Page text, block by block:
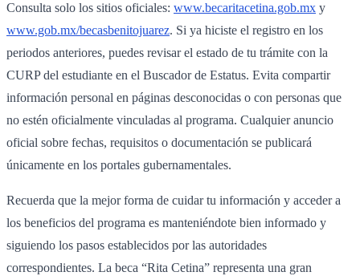
Consulta solo los sitios oficiales: www.becaritacetina.gob.mx y
www.gob.mx/becasbenitojuarez. Si ya hiciste el registro en los
periodos anteriores, puedes revisar el estado de tu trámite con la
CURP del estudiante en el Buscador de Estatus. Evita compartir
información personal en páginas desconocidas o con personas que
no estén oficialmente vinculadas al programa. Cualquier anuncio
oficial sobre fechas, requisitos o documentación se publicará
únicamente en los portales gubernamentales.
Recuerda que la mejor forma de cuidar tu información y acceder a
los beneficios del programa es manteniéndote bien informado y
siguiendo los pasos establecidos por las autoridades
correspondientes. La beca “Rita Cetina” representa una gran